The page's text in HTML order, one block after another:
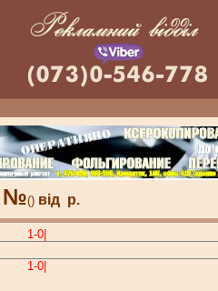
№() від р.
1-0|
1-0|